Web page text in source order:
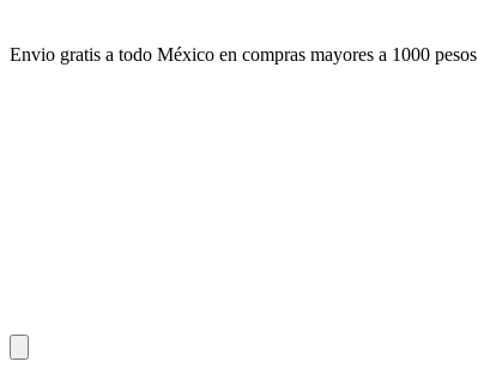
Envio gratis a todo México en compras mayores a 1000 pesos